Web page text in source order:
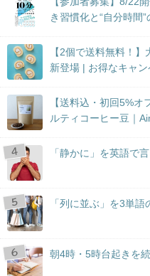
き習慣化と“自分時間
【2個で送料無料！
新登場 | お得なキャ
【送料込・初回5%
ルティコーヒー豆｜
「静かに」を英語で
「列に並ぶ」を3単語
朝4時・5時台起きを